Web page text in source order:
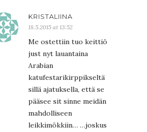
KRISTALIINA
18.5.2015 at 13:52
Me ostettiin tuo keittiö
just nyt lauantaina
Arabian
katufestarikirppikseltä
sillä ajatuksella, että se
pääsee sit sinne meidän
mahdolliseen
leikkimökkiin… …joskus